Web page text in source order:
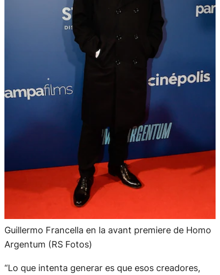
Guillermo Francella en la avant premiere de Homo
Argentum (RS Fotos)
“Lo que intenta generar es que esos creadores,